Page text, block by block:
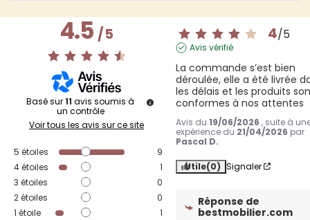
4.5/5
Basé sur11 avis soumis à
un contrôle
Voir tous les avis sur ce site
5 étoiles
9
4étoiles
1
3 étoiles
0
2étoiles
0
1 étoile 1
4/5
Avis vérifié
La commande s’est bien
déroulée, elle a été livrée
les délais et les produits
conformes à nos attentes
Avis du19/06/2026 , suite à
expérience du 21/04/2026 par
Pascal D.
Utile(0) Signaler
Réponse de
bestmobilier.com